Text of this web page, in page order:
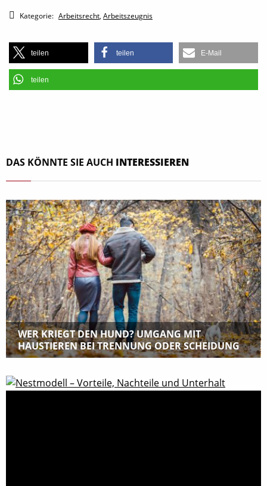
Kategorie: Arbeitsrecht, Arbeitszeugnis
teilen teilen E-Mail
teilen
DAS KÖNNTE SIE AUCH INTERESSIEREN
WER KRIEGT DEN HUND? UMGANG MIT
HAUSTIEREN BEI TRENNUNG ODER SCHEIDUNG